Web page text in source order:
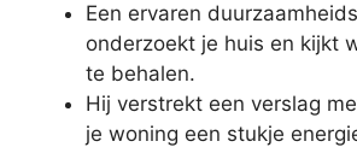
Een ervaren
onderzoekt je huis en kijkt
te behalen.
Hij verstrekt een verslag
je woning een stukje